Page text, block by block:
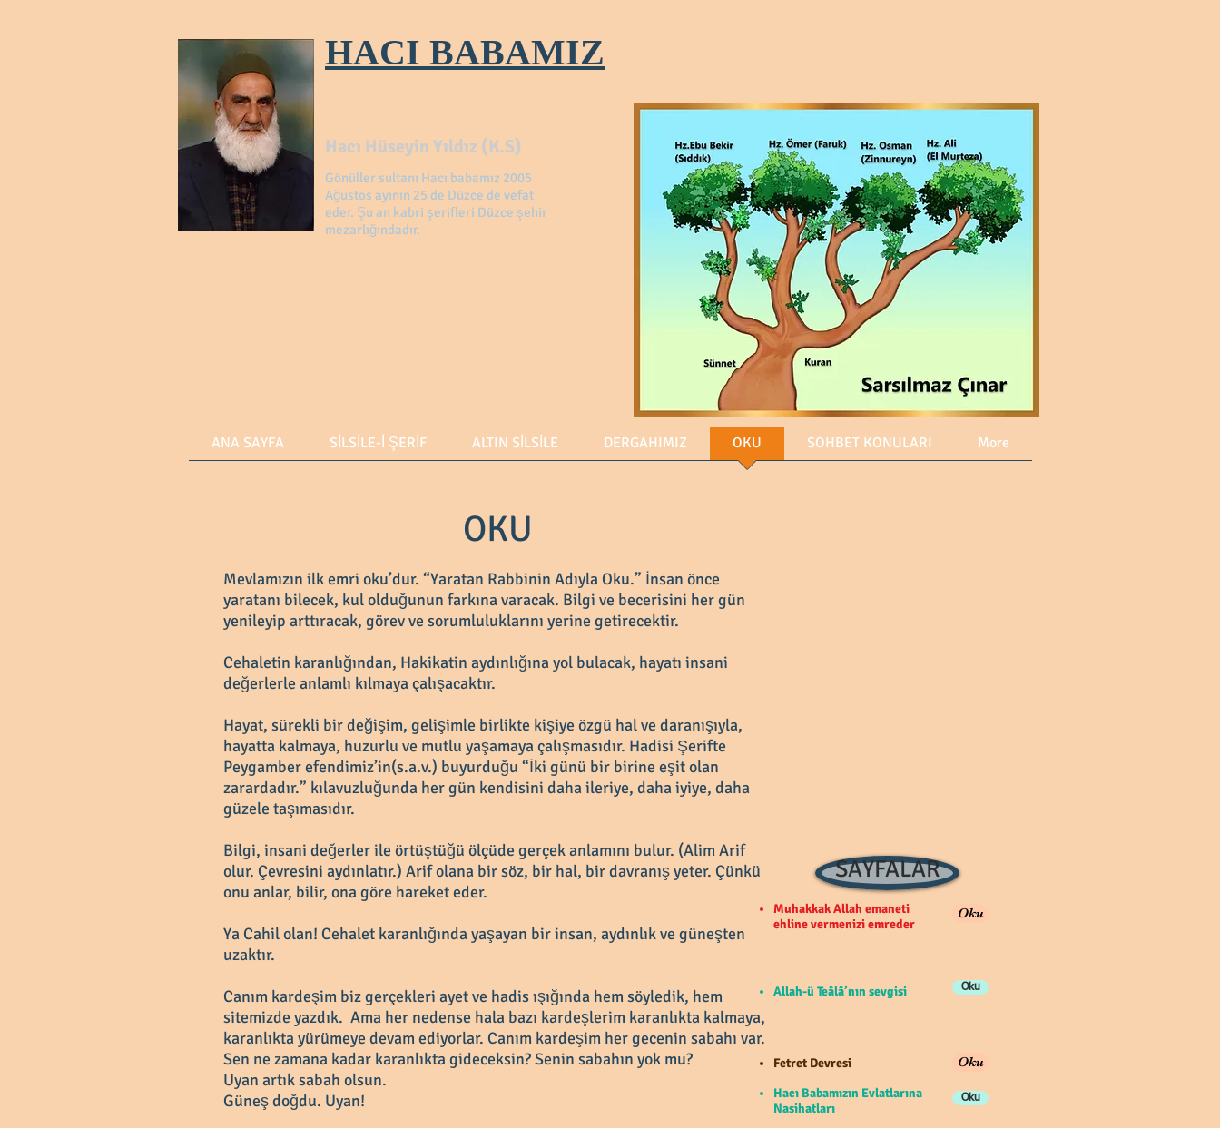
HACI BABAMIZ
Hacı Hüseyin Yıldız (K.S)
Gönüller sultanı Hacı babamız 2005
Ağustos ayının 25 de Düzce de vefat
eder. Şu an kabri şerifleri Düzce şehir
mezarlığındadır.
ANA SAYFA SİLSİLE-İ ŞERİF ALTIN SİLSİLE DERGAHIMIZ OKU SOHBET KONULARI More
OKU
Mevlamızın ilk emri oku’dur. “Yaratan Rabbinin Adıyla Oku.” İnsan önce
yaratanı bilecek, kul olduğunun farkına varacak. Bilgi ve becerisini her gün
yenileyip arttıracak, görev ve sorumluluklarını yerine getirecektir.
Cehaletin karanlığından, Hakikatin aydınlığına yol bulacak, hayatı insani
değerlerle anlamlı kılmaya çalışacaktır.
Hayat, sürekli bir değişim, gelişimle birlikte kişiye özgü hal ve daranışıyla,
hayatta kalmaya, huzurlu ve mutlu yaşamaya çalışmasıdır. Hadisi Şerifte
Peygamber efendimiz’in(s.a.v.) buyurduğu “İki günü bir birine eşit olan
zarardadır.” kılavuzluğunda her gün kendisini daha ileriye, daha iyiye, daha
güzele taşımasıdır.
Bilgi, insani değerler ile örtüştüğü ölçüde gerçek anlamını bulur. (Alim Arif
olur. Çevresini aydınlatır.) Arif olana bir söz, bir hal, bir davranış yeter. Çünkü
onu anlar, bilir, ona göre hareket eder.
Ya Cahil olan! Cehalet karanlığında yaşayan bir insan, aydınlık ve güneşten
uzaktır.
Canım kardeşim biz gerçekleri ayet ve hadis ışığında hem söyledik, hem
sitemizde yazdık. Ama her nedense hala bazı kardeşlerim karanlıkta kalmaya,
karanlıkta yürümeye devam ediyorlar. Canım kardeşim her gecenin sabahı var.
Sen ne zamana kadar karanlıkta gideceksin? Senin sabahın yok mu?
Uyan artık sabah olsun.
Güneş doğdu. Uyan!
Muhakkak Allah emaneti
ehline vermenizi emreder
Oku
Allah-ü Teâlâ’nın sevgisi Oku
Fetret Devresi Oku
Hacı Babamızın Evlatlarına
Nasihatları
Oku
SAYFALAR